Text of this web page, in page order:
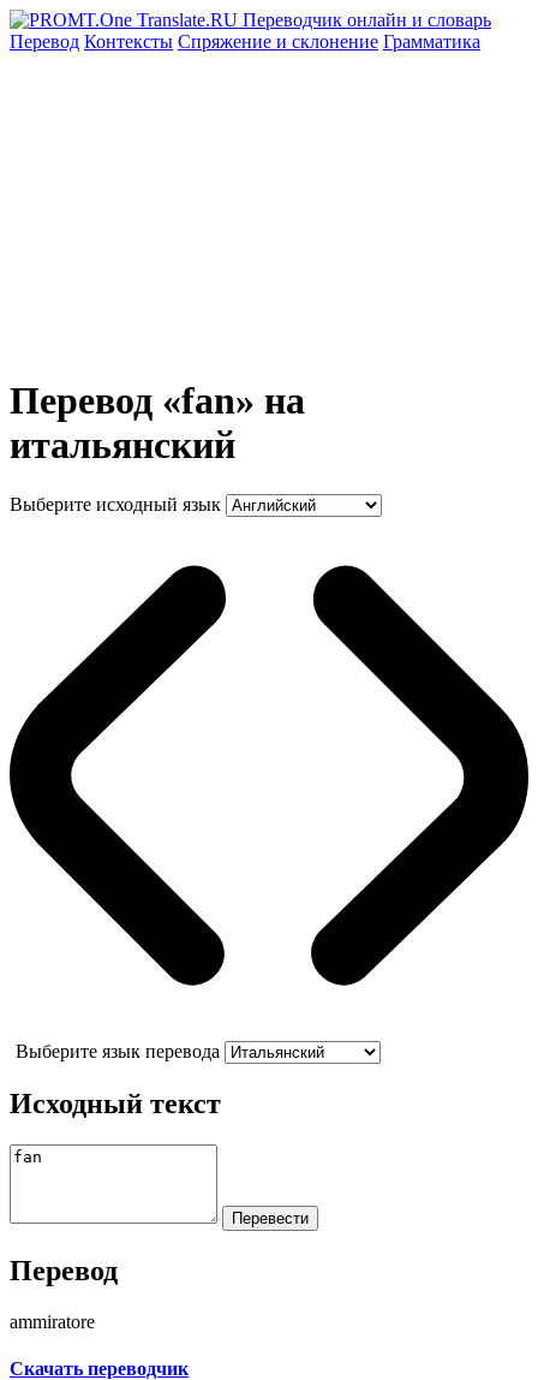
Перевод Контексты Спряжение и склонение Грамматика
Перевод «fan» на
итальянский
Выберите исходный язык
Выберите язык перевода
Исходный текст
Перевод
ammiratore
Скачать переводчик